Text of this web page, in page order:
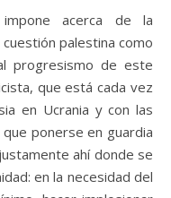
acerca de la
palestina como
progresismo de este
que está cada vez
en Ucrania y con las
que ponerse en guardia
ahí donde se
en la necesidad del